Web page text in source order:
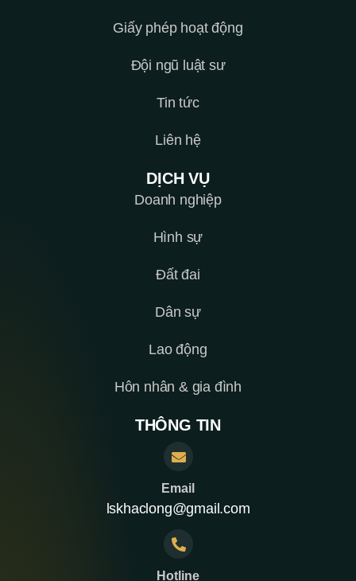
Giấy phép hoạt động
Đội ngũ luật sư
Tin tức
Liên hệ
DỊCH VỤ
Doanh nghiệp
Hình sự
Đất đai
Dân sự
Lao động
Hôn nhân & gia đình
THÔNG TIN
Email
lskhaclong@gmail.com
Hotline